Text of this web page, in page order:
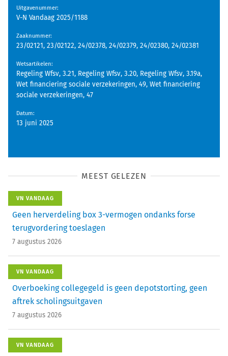
Uitgavenummer:
V-N Vandaag 2025/1188
Zaaknummer:
23/02121, 23/02122, 24/02378, 24/02379, 24/02380, 24/02381
Wetsartikelen:
Regeling Wfsv, 3.21, Regeling Wfsv, 3.20, Regeling Wfsv, 3.19a,
Wet financiering sociale verzekeringen, 49, Wet financiering
sociale verzekeringen, 47
Datum:
13 juni 2025
MEEST GELEZEN
VN VANDAAG
Geen herverdeling box 3-vermogen ondanks forse
terugvordering toeslagen
7 augustus 2026
VN VANDAAG
Overboeking collegegeld is geen depotstorting, geen
aftrek scholingsuitgaven
7 augustus 2026
VN VANDAAG